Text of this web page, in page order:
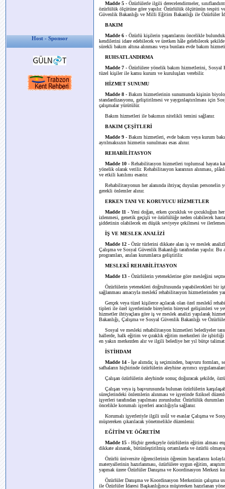
Host - Sponsor
Madde 5 - Özürlülerle ilgili derecelendirmeler,
özürlülük ölçütüne göre yapılır. Özürlülük ölçütünün tespiti
Güvenlik Bakanlığı ve Milli Eğitim Bakanlığı ile Özürlüler
BAKIM
Madde 6 - Özürlü kişilerin yaşamlarını öncelikle
kendilerini idare edebilecek ve üretken hâle gelebilecek
sürekli bakım altına alınması veya bunlara evde bakım
RUHSATLANDIRMA
Madde 7 - Özürlülere yönelik bakım hizmetlerini, Sosyal
tüzel kişiler ile kamu kurum ve kuruluşları verebilir.
HİZMET SUNUMU
Madde 8 - Bakım hizmetlerinin sunumunda kişinin
standardizasyonu, geliştirilmesi ve yaygınlaştırılması için
çalışmalar yürütülür.
Bakım hizmetleri ile bakımın nitelikli temini sağlanır.
BAKIM ÇEŞİTLERİ
Madde 9 - Bakım hizmetleri, evde bakım veya kurum
ayrılmaksızın hizmetin sunulması esas alınır.
REHABİLİTASYON
Madde 10 - Rehabilitasyon hizmetleri toplumsal hayata
yönelik olarak verilir. Rehabilitasyon kararının alınması,
ve etkili katılımı esastır.
Rehabilitasyonun her alanında ihtiyaç duyulan
gerekli önlemler alınır.
ERKEN TANI VE KORUYUCU HİZMETLER
Madde 11 - Yeni doğan, erken çocukluk ve çocukluğun
izlenmesi, genetik geçişli ve özürlülüğe neden olabilecek
şiddetinin olabilecek en düşük seviyeye çekilmesi ve
İŞ VE MESLEK ANALİZİ
Madde 12 - Özür türlerini dikkate alan iş ve meslek
Çalışma ve Sosyal Güvenlik Bakanlığı tarafından yapılır.
programları, anılan kurumlarca geliştirilir.
MESLEKÎ REHABİLİTASYON
Madde 13 - Özürlülerin yeteneklerine göre mesleğini
Özürlülerin yetenekleri doğrultusunda yapabilecekleri bir
sağlanması amacıyla meslekî rehabilitasyon hizmetlerinden
Gerçek veya tüzel kişilerce açılacak olan özel meslekî
tipleri ile özel işyerlerinde bireylerin bireysel gelişimleri ve
hizmetler ihtiyaçlara göre iş ve meslek analizi yapılarak
Bakanlığı, Çalışma ve Sosyal Güvenlik Bakanlığı ve
Sosyal ve mesleki rehabilitasyon hizmetleri belediyeler
hallerde, halk eğitim ve çıraklık eğitim merkezleri ile işbirliği
en yakın merkezden alır ve ilgili belediye her yıl bütçe
İSTİHDAM
Madde 14 - İşe alımda; iş seçiminden, başvuru formları,
safhaların hiçbirinde özürlülerin aleyhine ayrımcı
Çalışan özürlülerin aleyhinde sonuç doğuracak şekilde,
Çalışan veya iş başvurusunda bulunan özürlülerin
süreçlerindeki önlemlerin alınması ve işyerinde fiziksel
işyerleri tarafından yapılması zorunludur. Özürlülük
öncelikle korumalı işyerleri aracılığıyla sağlanır.
Korumalı işyerleriyle ilgili usûl ve esaslar Çalışma ve
müştereken çıkarılacak yönetmelikle düzenlenir.
EĞİTİM VE ÖĞRETİM
Madde 15 - Hiçbir gerekçeyle özürlülerin eğitim alması
dikkate alınarak, bütünleştirilmiş ortamlarda ve özürlü
Özürlü üniversite öğrencilerinin öğrenim hayatlarını
materyallerinin hazırlanması, özürlülere uygun eğitim,
yapmak üzere Özürlüler Danışma ve Koordinasyon Merkezi
Özürlüler Danışma ve Koordinasyon Merkezinin çalışma
ile Özürlüler İdaresi Başkanlığınca müştereken hazırlanan